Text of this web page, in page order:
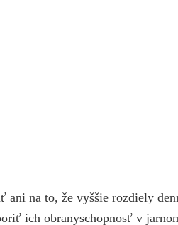
ani na to, že vyššie rozdiely
ich obranyschopnosť v